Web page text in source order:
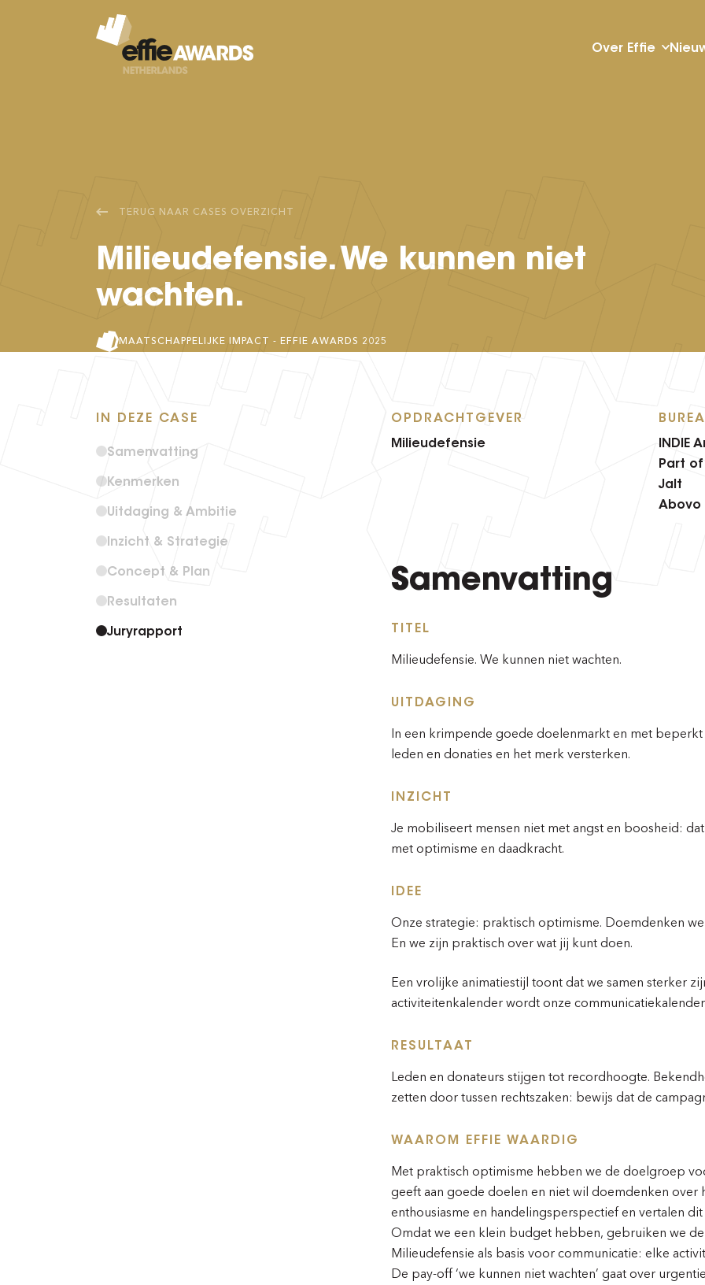
Over Effie
TERUG NAAR CASES OVERZICHT
Milieudefensie. We kunnen niet
wachten.
MAATSCHAPPELIJKE IMPACT - EFFIE AWARDS 2025
IN DEZE CASE
Samenvatting
Kenmerken
Uitdaging & Ambitie
Inzicht & Strategie
Concept & Plan
Resultaten
Juryrapport
OPDRACHTGEVER
Milieudefensie
INDIE
Part
Jalt
Abovo
Samenvatting
TITEL
Milieudefensie. We kunnen niet wachten.
UITDAGING
In een krimpende goede doelenmarkt en met
leden en donaties en het merk versterken.
INZICHT
Je mobiliseert mensen niet met angst en boosheid:
met optimisme en daadkracht.
IDEE
Onze strategie: praktisch optimisme. Doemdenken
En we zijn praktisch over wat jij kunt doen.
Een vrolijke animatiestijl toont dat we samen sterker
activiteitenkalender wordt onze
RESULTAAT
Leden en donateurs stijgen tot recordhoogte.
zetten door tussen rechtszaken: bewijs dat de
WAAROM EFFIE WAARDIG
Met praktisch optimisme hebben we de doelgroep
geeft aan goede doelen en niet wil doemdenken over
enthousiasme en handelingsperspectief en vertalen
Omdat we een klein budget hebben, gebruiken we
Milieudefensie als basis voor communicatie: elke
De pay-off ‘we kunnen niet wachten’ gaat over